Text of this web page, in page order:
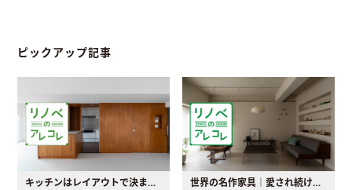
ピックアップ記事
キッチンはレイアウトで決まる。後悔しないための考え方と選び方 世界の名作家具｜愛され続ける理由と一生モノとの出会い方